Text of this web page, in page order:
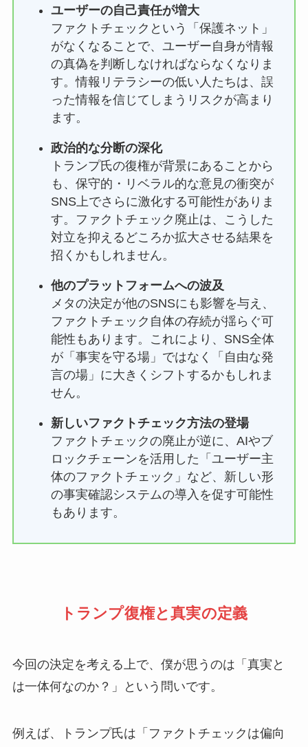
ユーザーの自己責任が増大
ファクトチェックという「保護ネット」
がなくなることで、ユーザー自身が情報
の真偽を判断しなければならなくなりま
す。情報リテラシーの低い人たちは、誤
った情報を信じてしまうリスクが高まり
ます。
政治的な分断の深化
トランプ氏の復権が背景にあることから
も、保守的・リベラル的な意見の衝突が
SNS上でさらに激化する可能性がありま
す。ファクトチェック廃止は、こうした
対立を抑えるどころか拡大させる結果を
招くかもしれません。
他のプラットフォームへの波及
メタの決定が他のSNSにも影響を与え、
ファクトチェック自体の存続が揺らぐ可
能性もあります。これにより、SNS全体
が「事実を守る場」ではなく「自由な発
言の場」に大きくシフトするかもしれま
せん。
新しいファクトチェック方法の登場
ファクトチェックの廃止が逆に、AIやブ
ロックチェーンを活用した「ユーザー主
体のファクトチェック」など、新しい形
の事実確認システムの導入を促す可能性
もあります。
トランプ復権と真実の定義
今回の決定を考える上で、僕が思うのは「真実と
は一体何なのか？」という問いです。
例えば、トランプ氏は「ファクトチェックは偏向